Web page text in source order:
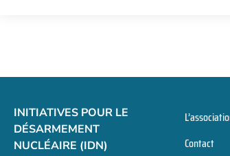
INITIATIVES POUR LE
DÉSARMEMENT
NUCLÉAIRE (IDN)
Contact